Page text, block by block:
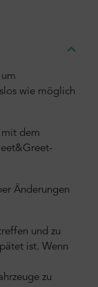
wie möglich
mit dem
Änderungen
und zu
ist. Wenn
zu